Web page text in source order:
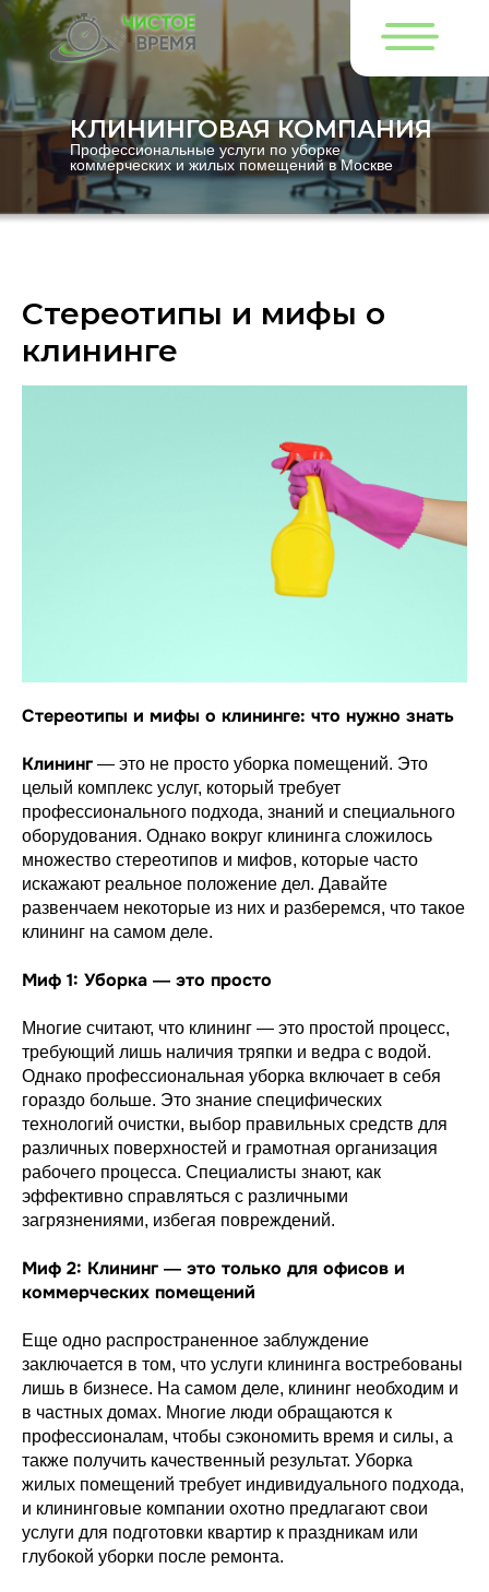
Профессиональные услуги по уборке
коммерческих и жилых помещений в Москве
КЛИНИНГОВАЯ КОМПАНИЯ
Стереотипы и мифы о
клининге
Стереотипы и мифы о клининге: что нужно знать
Клининг — это не просто уборка помещений. Это
целый комплекс услуг, который требует
профессионального подхода, знаний и специального
оборудования. Однако вокруг клининга сложилось
множество стереотипов и мифов, которые часто
искажают реальное положение дел. Давайте
развенчаем некоторые из них и разберемся, что такое
клининг на самом деле.
Миф 1: Уборка — это просто
Многие считают, что клининг — это простой процесс,
требующий лишь наличия тряпки и ведра с водой.
Однако профессиональная уборка включает в себя
гораздо больше. Это знание специфических
технологий очистки, выбор правильных средств для
различных поверхностей и грамотная организация
рабочего процесса. Специалисты знают, как
эффективно справляться с различными
загрязнениями, избегая повреждений.
Миф 2: Клининг — это только для офисов и
коммерческих помещений
Еще одно распространенное заблуждение
заключается в том, что услуги клининга востребованы
лишь в бизнесе. На самом деле, клининг необходим и
в частных домах. Многие люди обращаются к
профессионалам, чтобы сэкономить время и силы, а
также получить качественный результат. Уборка
жилых помещений требует индивидуального подхода,
и клининговые компании охотно предлагают свои
услуги для подготовки квартир к праздникам или
глубокой уборки после ремонта.